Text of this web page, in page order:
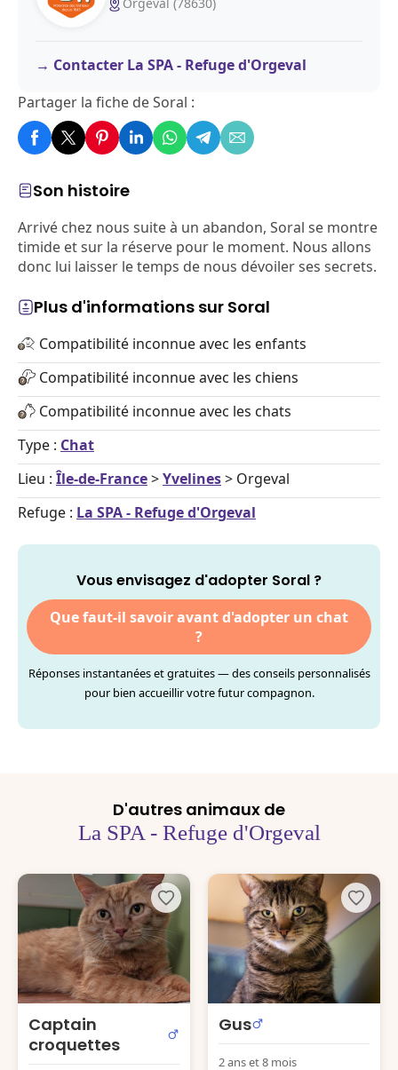
Son histoire
Arrivé chez nous suite à un abandon, Soral se montre
timide et sur la réserve pour le moment. Nous allons
donc lui laisser le temps de nous dévoiler ses secrets.
Plus d'informations sur Soral
Compatibilité inconnue avec les enfants
Compatibilité inconnue avec les chiens
Compatibilité inconnue avec les chats
Type : Chat
Lieu : Île-de-France>Yvelines> Orgeval
Refuge : La SPA - Refuge d'Orgeval
Vous envisagez d'adopter Soral ?
Que faut-il savoir avant d'adopter un chat
?
Réponses instantanées et gratuites — des conseils personnalisés
pour bien accueillir votre futur compagnon.
Contacter La SPA - Refuge d'Orgeval
Partager la fiche de Soral :
D'autres animaux de
La SPA - Refuge d'Orgeval
Captain
croquettes
Gus
2 ans et 8 mois